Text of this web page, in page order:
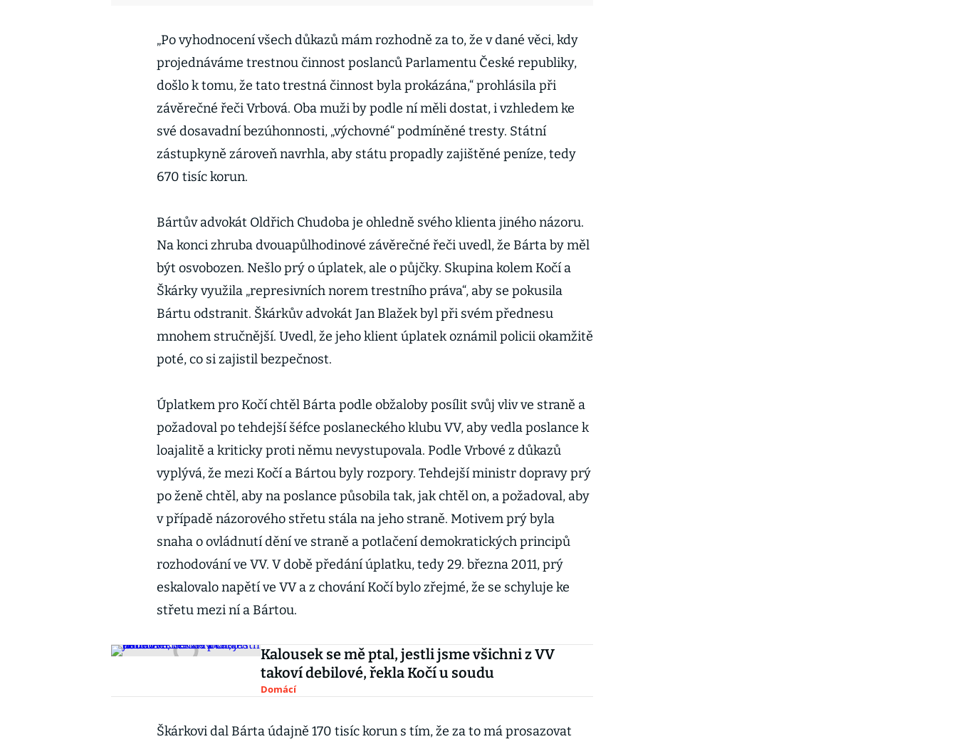
„Po vyhodnocení všech důkazů mám rozhodně za to, že v dané věci, kdy
projednáváme trestnou činnost poslanců Parlamentu České republiky,
došlo k tomu, že tato trestná činnost byla prokázána,“ prohlásila při
závěrečné řeči Vrbová. Oba muži by podle ní měli dostat, i vzhledem ke
své dosavadní bezúhonnosti, „výchovné“ podmíněné tresty. Státní
zástupkyně zároveň navrhla, aby státu propadly zajištěné peníze, tedy
670 tisíc korun.
Bártův advokát Oldřich Chudoba je ohledně svého klienta jiného názoru.
Na konci zhruba dvouapůlhodinové závěrečné řeči uvedl, že Bárta by měl
být osvobozen. Nešlo prý o úplatek, ale o půjčky. Skupina kolem Kočí a
Škárky využila „represivních norem trestního práva“, aby se pokusila
Bártu odstranit. Škárkův advokát Jan Blažek byl při svém přednesu
mnohem stručnější. Uvedl, že jeho klient úplatek oznámil policii okamžitě
poté, co si zajistil bezpečnost.
Úplatkem pro Kočí chtěl Bárta podle obžaloby posílit svůj vliv ve straně a
požadoval po tehdejší šéfce poslaneckého klubu VV, aby vedla poslance k
loajalitě a kriticky proti němu nevystupovala. Podle Vrbové z důkazů
vyplývá, že mezi Kočí a Bártou byly rozpory. Tehdejší ministr dopravy prý
po ženě chtěl, aby na poslance působila tak, jak chtěl on, a požadoval, aby
v případě názorového střetu stála na jeho straně. Motivem prý byla
snaha o ovládnutí dění ve straně a potlačení demokratických principů
rozhodování ve VV. V době předání úplatku, tedy 29. března 2011, prý
eskalovalo napětí ve VV a z chování Kočí bylo zřejmé, že se schyluje ke
střetu mezi ní a Bártou.
Kalousek se mě ptal, jestli jsme všichni z VV
takoví debilové, řekla Kočí u soudu
Domácí
Škárkovi dal Bárta údajně 170 tisíc korun s tím, že za to má prosazovat